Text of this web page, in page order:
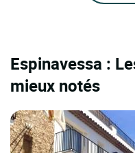
Espinavessa :
mieux notés